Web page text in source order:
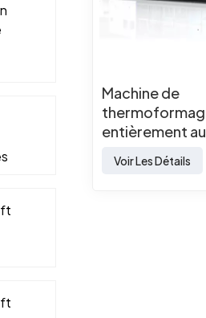
Machine de
entièrement
produits en
Voir Les Détails